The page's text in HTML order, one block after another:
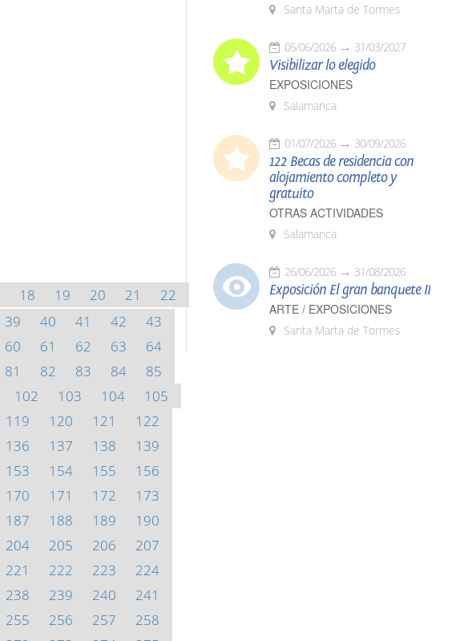
18 19 20 21
22
39 40 41 42
43
60 61 62 63
64
81 82 83 84
85
102 103 104
105
119 120 121
122
136 137 138
139
153 154 155
156
170 171 172
173
187 188 189
190
204 205 206
207
221 222 223
224
238 239 240
241
255 256 257
258
Santa Marta de Tormes
05/06/2026 31/03/2027
Visibilizar lo elegido
EXPOSICIONES
Salamanca
01/07/2026 30/09/2026
122 Becas de residencia con
alojamiento completo y
gratuito
OTRAS ACTIVIDADES
Salamanca
26/06/2026 31/08/2026
Exposición El gran banquete II
ARTE / EXPOSICIONES
Santa Marta de Tormes